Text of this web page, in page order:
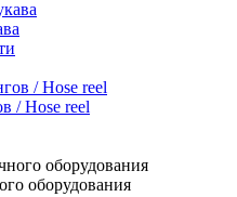
/ Hose reel
оборудования